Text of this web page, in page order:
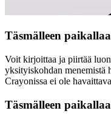
Täsmälleen
Voit kirjoittaa ja piirtää
yksityiskohdan menemistä
Crayonissa ei ole
Täsmälleen